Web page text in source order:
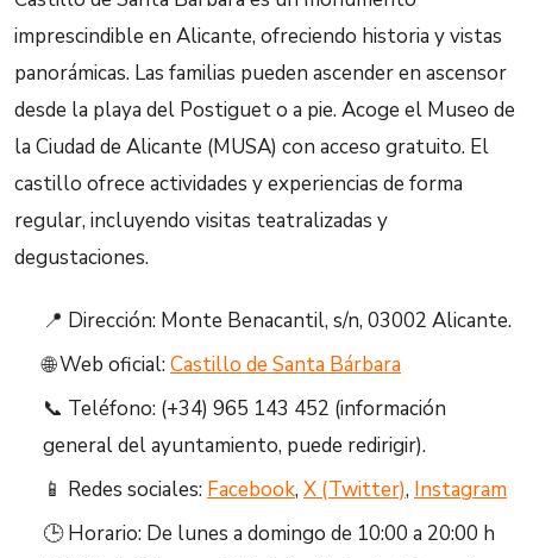
imprescindible en Alicante, ofreciendo historia y vistas
panorámicas. Las familias pueden ascender en ascensor
desde la playa del Postiguet o a pie. Acoge el Museo de
la Ciudad de Alicante (MUSA) con acceso gratuito. El
castillo ofrece actividades y experiencias de forma
regular, incluyendo visitas teatralizadas y
degustaciones.
📍 Dirección: Monte Benacantil, s/n, 03002 Alicante.
🌐 Web oficial:Castillo de Santa Bárbara
📞 Teléfono: (+34) 965 143 452 (información
general del ayuntamiento, puede redirigir).
📱 Redes sociales: Facebook, X (Twitter), Instagram
🕒 Horario: De lunes a domingo de 10:00 a 20:00 h